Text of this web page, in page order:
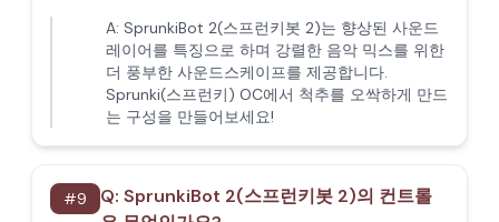
A: SprunkiBot 2(스프런키봇 2)는 향상된 사운드
레이어를 특징으로 하며 강렬한 음악 믹스를 위한
더 풍부한 사운드스케이프를 제공합니다.
Sprunki(스프런키) OC에서 척추를 오싹하게 만드
는 구성을 만들어보세요!
#9 Q: SprunkiBot 2(스프런키봇 2)의 컨트롤